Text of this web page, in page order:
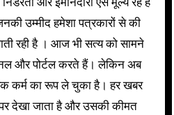
उम्मीद हमेशा पत्रकारों से की
रही है । आज भी सत्य को सामने
और पोर्टल करते हैं। लेकिन अब
कर्म का रूप ले चुका है। हर खबर
देखा जाता है और उसकी कीमत